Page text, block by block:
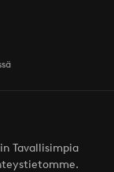
Tavallisimpia